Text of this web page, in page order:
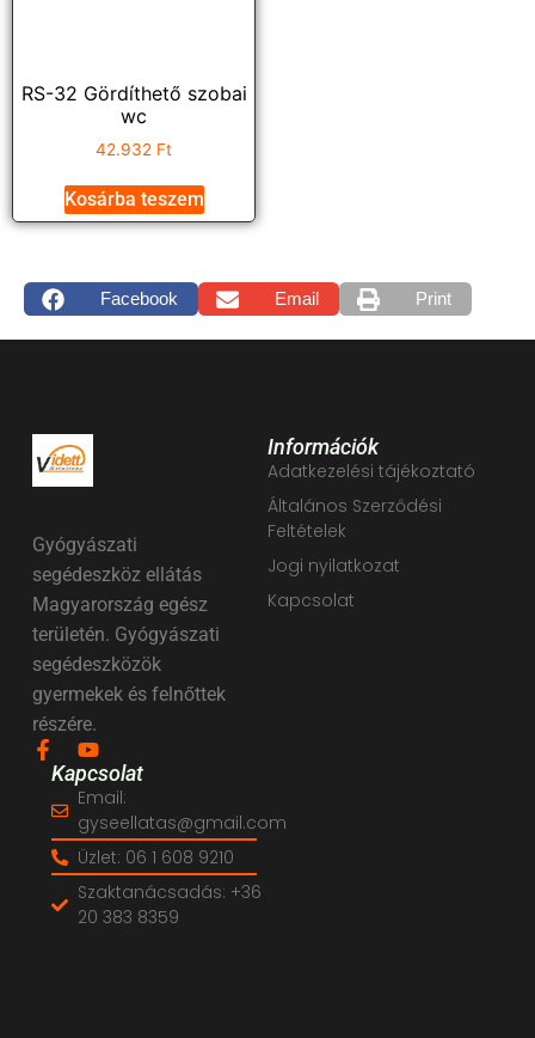
RS-32 Gördíthető szobai
wc
42.932 Ft
Kosárba teszem
Facebook Email Print
Gyógyászati
segédeszköz ellátás
Magyarország egész
területén. Gyógyászati
segédeszközök
gyermekek és felnőttek
részére.
Információk
Adatkezelési tájékoztató
Általános Szerződési
Feltételek
Jogi nyilatkozat
Kapcsolat
Kapcsolat
Email:
gyseellatas@gmail.com
Üzlet: 06 1 608 9210
Szaktanácsadás: +36
20 383 8359